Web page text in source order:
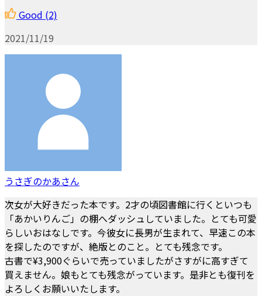
Good (2)
2021/11/19
うさぎのかあさん
次女が大好きだった本です。2才の頃図書館に行くといつも
「あかいりんご」の棚へダッシュしていました。とても可愛
らしいおはなしです。今彼女に長男が生まれて、早速この本
を探したのですが、絶版とのこと。とても残念です。
古書で¥3,900ぐらいで売っていましたがさすがに高すぎて
買えません。娘もとても残念がっています。是非とも復刊を
よろしくお願いいたします。